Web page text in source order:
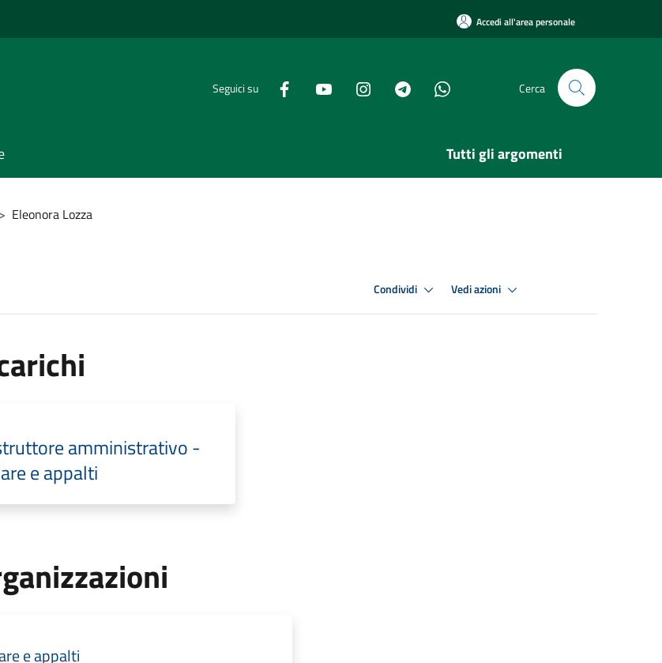
Accedi all'area personale
Seguici su Cerca
Tutti gli argomenti
> Eleonora Lozza
Condividi Vedi azioni
amministrativo -
e appalti
e appalti